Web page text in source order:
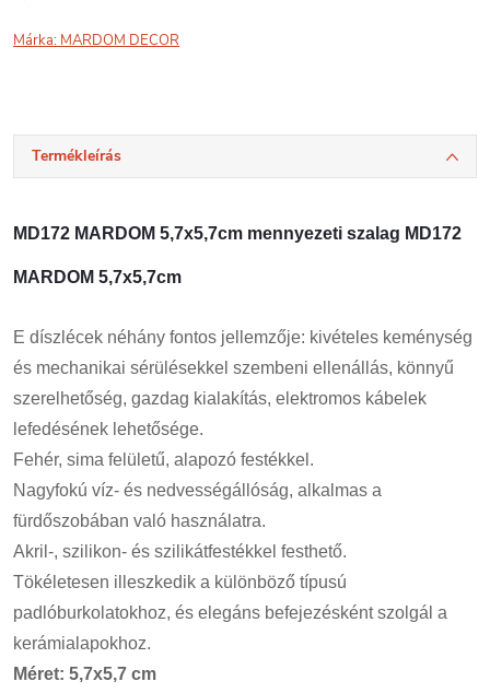
Márka: MARDOM DECOR
Termékleírás
MD172 MARDOM 5,7x5,7cm mennyezeti szalag MD172
MARDOM 5,7x5,7cm
E díszlécek néhány fontos jellemzője: kivételes keménység
és mechanikai sérülésekkel szembeni ellenállás, könnyű
szerelhetőség, gazdag kialakítás, elektromos kábelek
lefedésének lehetősége.
Fehér, sima felületű, alapozó festékkel.
Nagyfokú víz- és nedvességállóság, alkalmas a
fürdőszobában való használatra.
Akril-, szilikon- és szilikátfestékkel festhető.
Tökéletesen illeszkedik a különböző típusú
padlóburkolatokhoz, és elegáns befejezésként szolgál a
kerámialapokhoz.
Méret: 5,7x5,7 cm